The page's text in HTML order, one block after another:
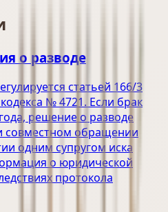
о разводе
статьей 166/3
№ 4721. Если брак
решение о разводе
совместном обращении
одним супругом иска
о юридической
протокола